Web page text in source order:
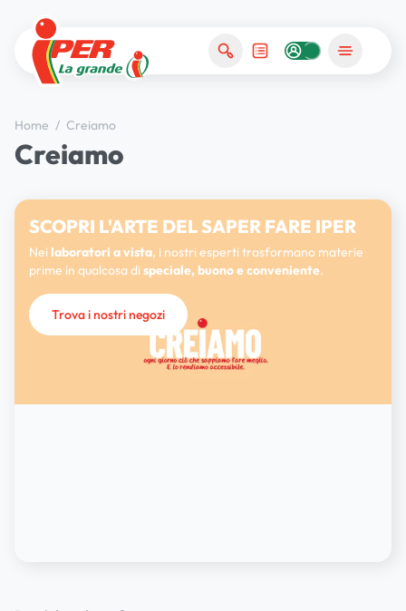
Home / Creiamo
Creiamo
SCOPRI L'ARTE DEL SAPER FARE IPER
Nei laboratori a vista, i nostri esperti trasformano materie
prime in qualcosa di speciale, buono e conveniente.
Trova i nostri negozi